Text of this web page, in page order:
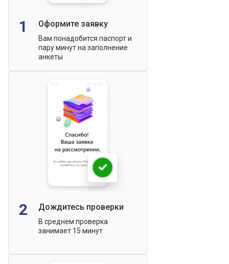
1 Оформите заявку
Вам понадобится паспорт и
пару минут на заполнение
анкеты
2 Дождитесь проверки
В среднем проверка
занимает 15 минут